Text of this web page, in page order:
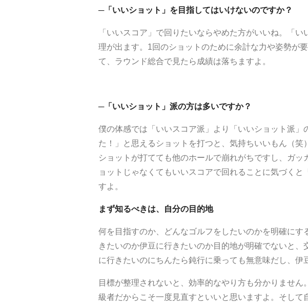
─「いいショット」を目指してはいけないのですか？
「いいスコア」で回りたいならやめた方がいいね。「
理が出ます。1回のショットのために余計な力や姿勢が
て、ラウンド総合で見たら成績は落ちますよ。
─「いいショット」派の方は多いですか？
僕の体感では「いいスコア派」より「いいショット派」
た！」と思えるショットを打つと、気持ちいいもん（
ショットが打てても他のホールで崩れがちですし、ガ
ョットじゃなくてもいいスコアで回れることに気づく
すよ。
まず知るべきは、自分の目的地
何を目指すのか、どんなゴルフをしたいのかを明確に
きたいのか伊豆に行きたいのか目的地が明確でないと、
に行きたいのにちんたら鈍行に乗っても無意味だし、伊
目標が整理されないと、効率的なやり方も分かりませ
級者だからこそ一度見直すといいと思いますよ。そし